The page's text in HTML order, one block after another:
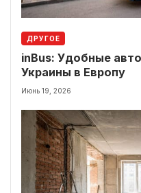
ДРУГОЕ
inBus: Удобные
Украины в Европу
Июнь 19, 2026